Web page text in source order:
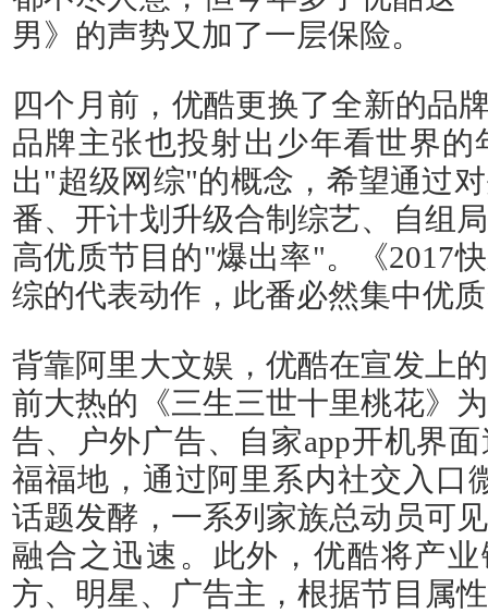
男》的声势又加了一层保险。
四个月前，优酷更换了全新的品
品牌主张也投射出少年看世界
出"超级网综"的概念，希望通过
番、开计划升级合制综艺、自组
高优质节目的"爆出率"。《2017
综的代表动作，此番必然集中优
背靠阿里大文娱，优酷在宣发上
前大热的《三生三世十里桃花》
告、户外广告、自家app开机界
福福地，通过阿里系内社交入口
话题发酵，一系列家族总动员可
融合之迅速。此外，优酷将产
方、明星、广告主，根据节目属